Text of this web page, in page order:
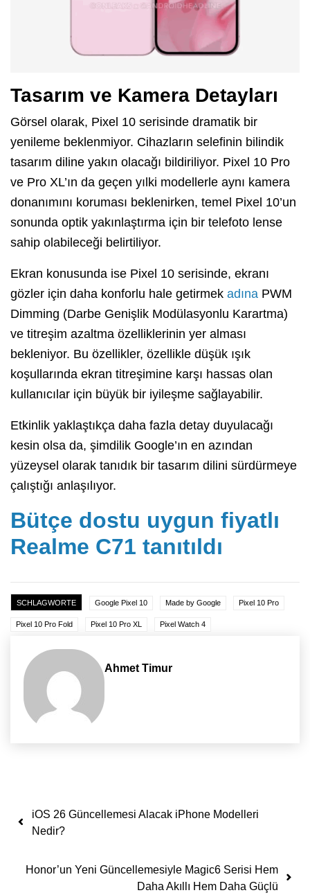
Tasarım ve Kamera Detayları
Görsel olarak, Pixel 10 serisinde dramatik bir
yenileme beklenmiyor. Cihazların selefinin bilindik
tasarım diline yakın olacağı bildiriliyor. Pixel 10 Pro
ve Pro XL’ın da geçen yılki modellerle aynı kamera
donanımını koruması beklenirken, temel Pixel 10’un
sonunda optik yakınlaştırma için bir telefoto lense
sahip olabileceği belirtiliyor.
Ekran konusunda ise Pixel 10 serisinde, ekranı
gözler için daha konforlu hale getirmek adına PWM
Dimming (Darbe Genişlik Modülasyonlu Karartma)
ve titreşim azaltma özelliklerinin yer alması
bekleniyor. Bu özellikler, özellikle düşük ışık
koşullarında ekran titreşimine karşı hassas olan
kullanıcılar için büyük bir iyileşme sağlayabilir.
Etkinlik yaklaştıkça daha fazla detay duyulacağı
kesin olsa da, şimdilik Google’ın en azından
yüzeysel olarak tanıdık bir tasarım dilini sürdürmeye
çalıştığı anlaşılıyor.
Bütçe dostu uygun fiyatlı
Realme C71 tanıtıldı
SCHLAGWORTE Google Pixel 10 Made by Google Pixel 10 Pro
Pixel 10 Pro Fold Pixel 10 Pro XL Pixel Watch 4
Ahmet Timur
Yazı dolaşımı
iOS 26 Güncellemesi Alacak iPhone Modelleri
Nedir?
Honor’un Yeni Güncellemesiyle Magic6 Serisi Hem
Daha Akıllı Hem Daha Güçlü